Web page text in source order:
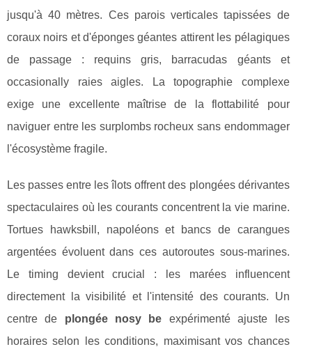
jusqu'à 40 mètres. Ces parois verticales tapissées de
coraux noirs et d'éponges géantes attirent les pélagiques
de passage : requins gris, barracudas géants et
occasionally raies aigles. La topographie complexe
exige une excellente maîtrise de la flottabilité pour
naviguer entre les surplombs rocheux sans endommager
l'écosystème fragile.
Les passes entre les îlots offrent des plongées dérivantes
spectaculaires où les courants concentrent la vie marine.
Tortues hawksbill, napoléons et bancs de carangues
argentées évoluent dans ces autoroutes sous-marines.
Le timing devient crucial : les marées influencent
directement la visibilité et l'intensité des courants. Un
centre de plongée nosy be expérimenté ajuste les
horaires selon les conditions, maximisant vos chances